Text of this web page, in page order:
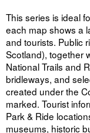
This series is ideal
each map shows a
and tourists. Public
Scotland), together
National Trails and
bridleways, and
created under the
marked. Tourist
Park & Ride
museums, historic